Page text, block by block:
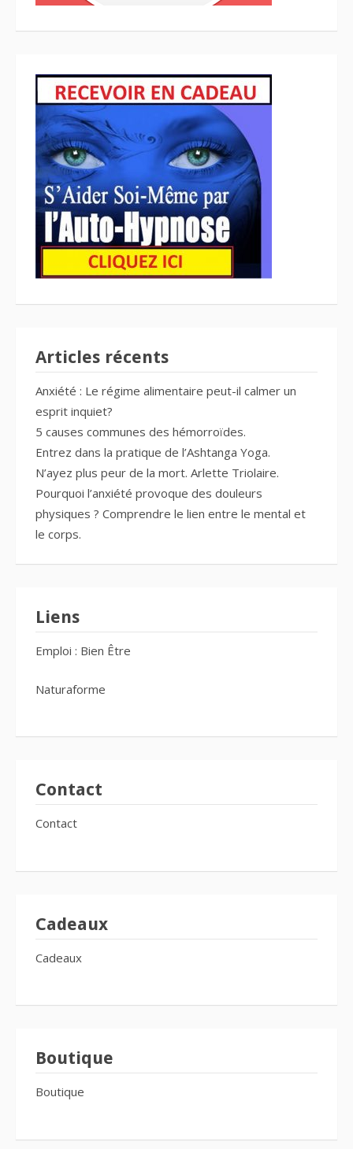
Articles récents
Anxiété : Le régime alimentaire peut-il calmer un
esprit inquiet?
5 causes communes des hémorroïdes.
Entrez dans la pratique de l’Ashtanga Yoga.
N’ayez plus peur de la mort. Arlette Triolaire.
Pourquoi l’anxiété provoque des douleurs
physiques ? Comprendre le lien entre le mental et
le corps.
Liens
Emploi : Bien Être
Naturaforme
Contact
Contact
Cadeaux
Cadeaux
Boutique
Boutique